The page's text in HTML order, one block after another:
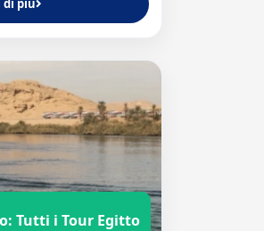
di più
Tutti i Tour Egitto